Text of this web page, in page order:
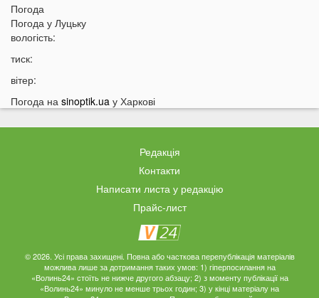
19:42
Українки масово відмовляються від консервації
18:41
18:12
Українці можуть масово втратити бронювання від
У Луцьку на Ковельській зіткнулися два авто:
На Волинь насувається гроза
На Волині тракторист збив на смерть 58-річного
16:10
На фронті загинув 34-річний Герой з Волині
15:37
Швидкого завершення війни не буде? Невтішний
прогноз для України
Погода
Погода у Луцьку
вологість:
тиск:
вітер:
Погода на sinoptik.ua у Харкові
Редакція
Контакти
Написати листа у редакцію
Прайс-лист
© 2026. Усі права захищені. Повна або часткова перепублікація матеріалів
можлива лише за дотримання таких умов: 1) гіперпосилання на
«Волинь24» стоїть не нижче другого абзацу; 2) з моменту публікації на
«Волинь24» минуло не менше трьох годин; 3) у кінці матеріалу на